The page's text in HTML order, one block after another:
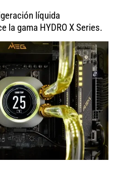
líquida
la gama HYDRO X Series.